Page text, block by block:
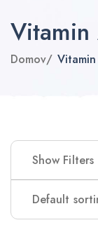
Vitamin
Domov/
Show Filters
Default